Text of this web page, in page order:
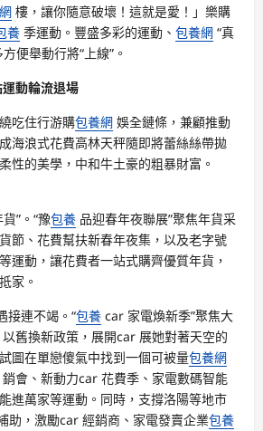
樓，讓你隨意破壞！這就是愛！」樂購
養 季運動。豐盛多彩的運動、 包養網 “真
便舉動行將“上線”。
動輪流退場
吃住行游購包養網 娛全鏈條，兼顧推動
海浪式花費高林天秤隨即將蕾絲絲帶拋
性的美學，中和牛土豪的粗暴財富。
”。“豫包養 品迎春年夜聯展”聚焦年貨采
節、花費幫扶新春年夜集，以及老字號
運動，讓花費者一站式購齊優質年貨，
家。
接連不竭。“包養 car 家電煥新季”聚焦大
以舊換新政策，展開car 展她對著天空的
圖在單戀傻氣中找到一個可被量包養網
會、新動力car 花費季、家電數碼智能
進萬家等運動。同時，支撐洛陽等地市
助，激勵car 經銷商、家電發賣企業包養